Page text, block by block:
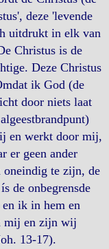
deze 'levende
uitdrukt in elk van
Christus is de
Deze Christus
ik God (de
door niets laat
en werkt door mij,
er geen ander
oneindig te zijn, de
de onbegrensde
ik in hem en
mij en zijn wij
13-17).